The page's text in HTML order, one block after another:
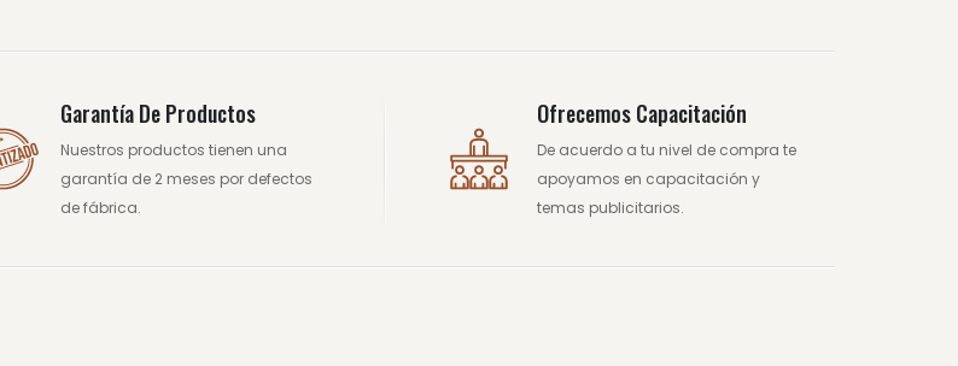
Garantía De Productos
Nuestros productos tienen una
garantía de 2 meses por defectos
de fábrica.
Ofrecemos Capacitación
De acuerdo a tu nivel de compra te
apoyamos en capacitación y
temas publicitarios.